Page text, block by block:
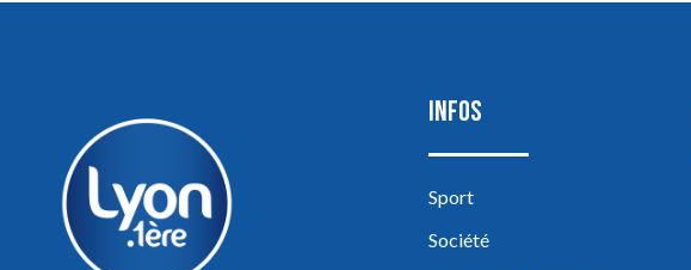
INFOS
Sport
Société